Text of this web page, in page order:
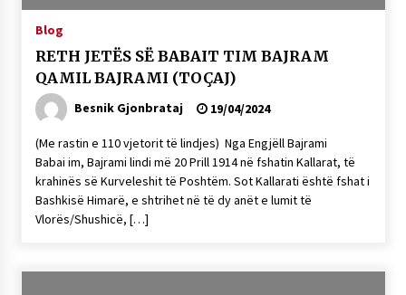
ZHVILLUA EDICIONI I TRETË I PIKNIKU
26/05/2026
Gazeta Kallarati nr. 117
03/05/2026
Gazeta Kallarati nr. 116
28/01/2026
Mbi kockat e martirëve ngrihet Atdheu
Gazeta Kallarati nr. 115
Blog
RETH JETËS SË BABAIT TIM BAJRAM
QAMIL BAJRAMI (TOÇAJ)
Besnik Gjonbrataj 19/04/2024
(Me rastin e 110 vjetorit të lindjes) Nga Engjëll Bajrami
Babai im, Bajrami lindi më 20 Prill 1914 në fshatin Kallarat, të
krahinës së Kurveleshit të Poshtëm. Sot Kallarati është fshat i
Bashkisë Himarë, e shtrihet në të dy anët e lumit të
Vlorës/Shushicë, […]